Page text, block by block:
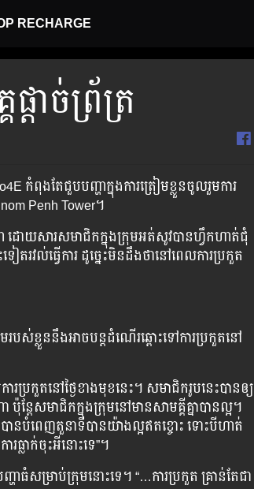
RECHARGE
ាច់ព្រ័ត្រ
កំពុង​តែ​ជួប​បញ្ហា​ក្នុង​ការ​ត្រៀម​ខ្លួន​ចូលរួម​ការ​
Penh Tower។
ដោយ​សារ​សមាជិក​ក្នុង​ក្រុម​អត់​សូវ​បាន​ហ្វឹក​ហាត់​ជុំ​
ៀត​រវល់​ធ្វើ​ការ ដូច្នេះ​មិន​ដឹង​ថា​នៅ​ពេល​ការ​ប្រកួត​
ស់​ខ្លួន​នឹង​អាច​បន្ត​ដំណើរ​ឆ្ពោះ​ទៅ​ការ​ប្រកួត​នៅ​
រកួត​នៅ​ថ្ងៃ​ខាង​មុខ​នេះ។ សមាជិក​រូប​នេះ​បាន​ឲ្យ​
ែ​សមាជិក​ក្នុង​ក្រុម​នៅ​មាន​សាមគ្គី​គ្នា​បាន​ល្អ។
ាន​បំពេញ​តួនាទី​បាន​យ៉ាង​ល្អ​ឥត​ខ្ចោះ ទោះ​បី​ហាត់​
ធ្លាក់​ចុះ​អី​នោះ​ទេ”។
ា​ធំ​សម្រាប់​ក្រុម​នោះ​ទេ។ “…ការ​ប្រកួត ​គ្រាន់​តែ​ជា​